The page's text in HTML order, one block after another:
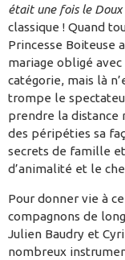
était une fois le
classique ! Quand
Princesse Boiteuse
mariage obligé
catégorie, mais là
trompe le
prendre la distance
des péripéties sa
secrets de famille
d’animalité et le
Pour donner vie à
compagnons de
Julien Baudry et
nombreux